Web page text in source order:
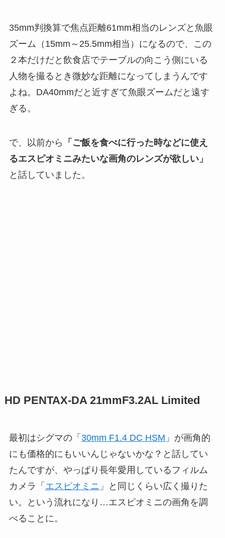
35mm判換算で焦点距離61mm相当のレンズと魚眼
ズーム（15mm～25.5mm相当）になるので、この
２本だけだと飲食店でテーブルの向こう側にいる
人物を撮るとき微妙な距離になってしまうんです
よね。DA40mmだと近すぎて魚眼ズームだと遠す
ぎる。
で、以前から
「ご飯を食べに行った時などに使え
るエスピオミニみたいな画角のレンズが欲しい」
と話していました。
HD PENTAX-DA 21mmF3.2AL Limited
最初はシグマの「 30mm F1.4 DC HSM 」が画角的
にも価格的にもいいんじゃないかな？と話してい
たんですが、やっぱり長年愛用しているフィルム
カメラ「 エスピオミニ 」と同じくらい広く撮りた
い。という流れになり…エスピオミニの画角を調
べることに。